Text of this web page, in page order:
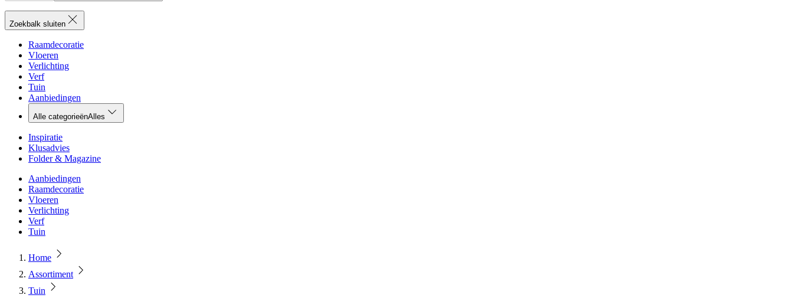
Zoekbalk sluiten
Raamdecoratie
Vloeren
Verlichting
Verf
Tuin
Aanbiedingen
Alle categorieënAlles
Inspiratie
Klusadvies
Folder & Magazine
Aanbiedingen
Raamdecoratie
Vloeren
Verlichting
Verf
Tuin
Home
Assortiment
Tuin